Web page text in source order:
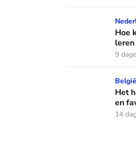
Hoe koning
Hoe
9
Het haar van
Het
en
14